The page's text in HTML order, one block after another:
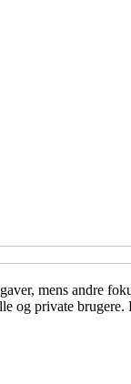
mens andre
og private